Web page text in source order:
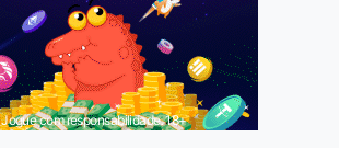
Jogue com responsabilidade. 18+